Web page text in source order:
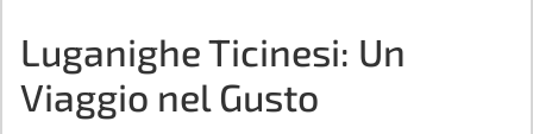
Luganighe Ticinesi: Un
Viaggio nel Gusto